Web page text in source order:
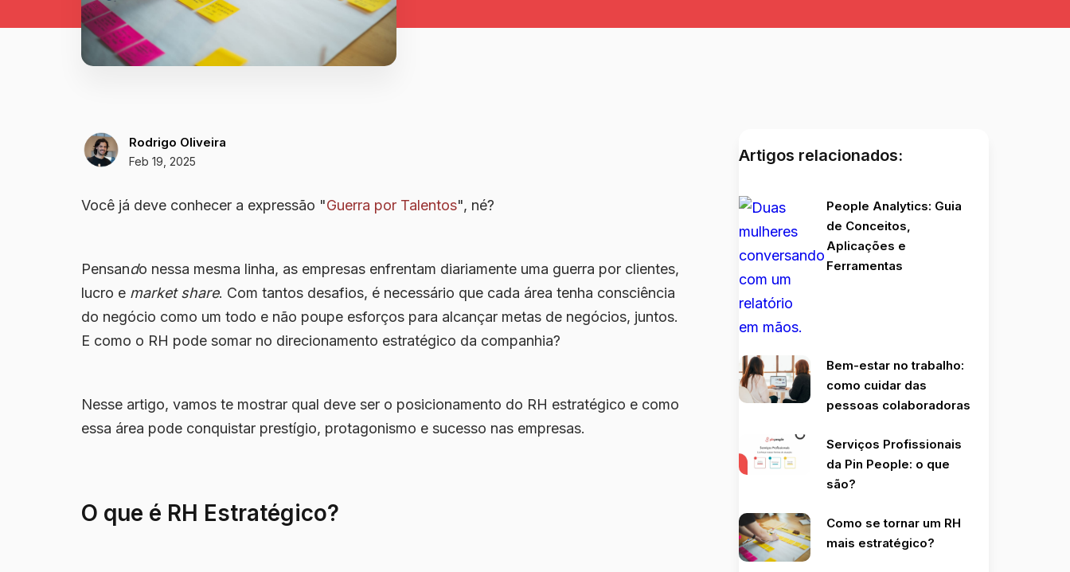
Rodrigo Oliveira
Feb 19, 2025
Você já deve conhecer a expressão "Guerra por Talentos", né?
Pensando nessa mesma linha, as empresas enfrentam diariamente uma guerra por clientes,
lucro e market share. Com tantos desafios, é necessário que cada área tenha consciência
do negócio como um todo e não poupe esforços para alcançar metas de negócios, juntos.
E como o RH pode somar no direcionamento estratégico da companhia?
Nesse artigo, vamos te mostrar qual deve ser o posicionamento do RH estratégico e como
essa área pode conquistar prestígio, protagonismo e sucesso nas empresas.
O que é RH Estratégico?
Artigos relacionados:
People Analytics: Guia
de Conceitos,
Aplicações e
Ferramentas
Bem-estar no trabalho:
como cuidar das
pessoas colaboradoras
Serviços Profissionais
da Pin People: o que
são?
Como se tornar um RH
mais estratégico?